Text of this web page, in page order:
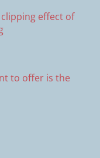
effect of
to offer is the